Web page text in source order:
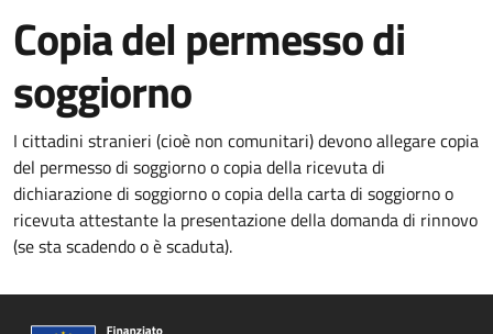
Copia del permesso di
soggiorno
I cittadini stranieri (cioè non comunitari) devono allegare copia
del permesso di soggiorno o copia della ricevuta di
dichiarazione di soggiorno o copia della carta di soggiorno o
ricevuta attestante la presentazione della domanda di rinnovo
(se sta scadendo o è scaduta).